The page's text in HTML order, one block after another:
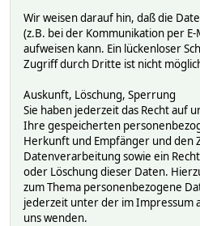
Wir weisen darauf hin, daß die
(z.B. bei der Kommunikation per
aufweisen kann. Ein lückenloser
Zugriff durch Dritte ist nicht
Auskunft, Löschung, Sperrung
Sie haben jederzeit das Recht auf
Ihre gespeicherten
Herkunft und Empfänger und den
Datenverarbeitung sowie ein
oder Löschung dieser Daten.
zum Thema personenbezogene
jederzeit unter der im Impressum
uns wenden.